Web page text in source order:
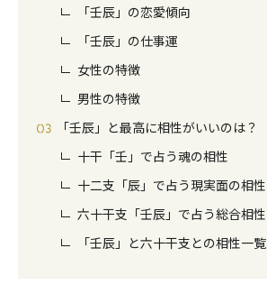
「壬辰」の恋愛傾向
「壬辰」の仕事運
女性の特徴
男性の特徴
「壬辰」と最高に相性がいいのは？
十干「壬」で占う魂の相性
十二支「辰」で占う現実面の相性
六十干支「壬辰」で占う総合相性
「壬辰」と六十干支との相性一覧